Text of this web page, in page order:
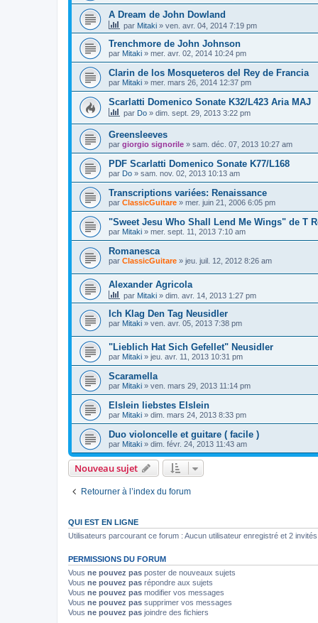
A Dream de John Dowland
par Mitaki » ven. avr. 04, 2014 7:19 pm
Trenchmore de John Johnson
par Mitaki » mer. avr. 02, 2014 10:24 pm
Clarin de los Mosqueteros del Rey de Francia
par Mitaki » mer. mars 26, 2014 12:37 pm
Scarlatti Domenico Sonate K32/L423 Aria MAJ
par Do » dim. sept. 29, 2013 3:22 pm
Greensleeves
par giorgio signorile » sam. déc. 07, 2013 10:27 am
PDF Scarlatti Domenico Sonate K77/L168
par Do » sam. nov. 02, 2013 10:13 am
Transcriptions variées: Renaissance
par ClassicGuitare » mer. juin 21, 2006 6:05 pm
"Sweet Jesu Who Shall Lend Me Wings" de T
par Mitaki » mer. sept. 11, 2013 7:10 am
Romanesca
par ClassicGuitare » jeu. juil. 12, 2012 8:26 am
Alexander Agricola
par Mitaki » dim. avr. 14, 2013 1:27 pm
Ich Klag Den Tag Neusidler
par Mitaki » ven. avr. 05, 2013 7:38 pm
"Lieblich Hat Sich Gefellet" Neusidler
par Mitaki » jeu. avr. 11, 2013 10:31 pm
Scaramella
par Mitaki » ven. mars 29, 2013 11:14 pm
Elslein liebstes Elslein
par Mitaki » dim. mars 24, 2013 8:33 pm
Duo violoncelle et guitare ( facile )
par Mitaki » dim. févr. 24, 2013 11:43 am
Nouveau sujet
Retourner à l’index du forum
QUI EST EN LIGNE
Utilisateurs parcourant ce forum : Aucun utilisateur enregistré et 2 invités
PERMISSIONS DU FORUM
Vous ne pouvez pas poster de nouveaux sujets
Vous ne pouvez pas répondre aux sujets
Vous ne pouvez pas modifier vos messages
Vous ne pouvez pas supprimer vos messages
Vous ne pouvez pas joindre des fichiers